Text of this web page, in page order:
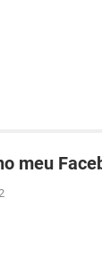
meu